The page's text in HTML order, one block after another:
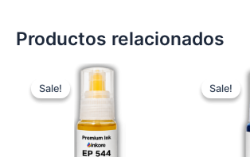
Productos relacionados
Sale!
Sale!
Original
price
was:
S/ 19.00.
Current
price
is:
S/ 15.00.
Sale!
Sale!price
was:
S/